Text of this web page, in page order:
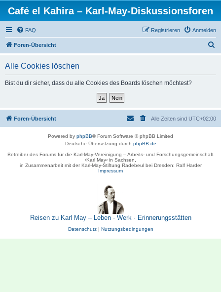
Café el Kahira – Karl-May-Diskussionsforen
FAQ Anmelden
Registrieren
Foren-Übersicht
Alle Cookies löschen
Bist du dir sicher, dass du alle Cookies des Boards löschen möchtest?
Foren-Übersicht Alle Zeiten sind UTC+02:00
Powered by phpBB® Forum Software © phpBB Limited
Deutsche Übersetzung durch phpBB.de
Betreiber des Forums für die Karl-May-Vereinigung – Arbeits- und Forschungsgemeinschaft
›Karl May‹ in Sachsen,
in Zusammenarbeit mit der Karl-May-Stiftung Radebeul bei Dresden: Ralf Harder
Impressum
Reisen zu Karl May – Leben · Werk · Erinnerungsstätten
Datenschutz| Nutzungsbedingungen